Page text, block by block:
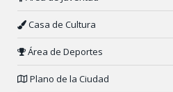
Casa de Cultura
Área de Deportes
Plano de la Ciudad